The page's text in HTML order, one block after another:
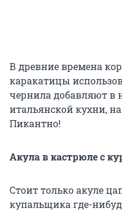
В древние времена
каракатицы
чернила добавляют в
итальянской кухни,
Пикантно!
Акула в кастрюле с
Стоит только акуле
купальщика где-